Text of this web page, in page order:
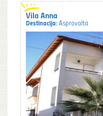
Vila Anna
Destinacija:Asprovalta